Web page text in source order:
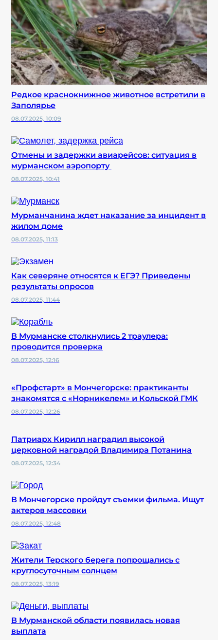
Редкое краснокнижное животное встретили в
Заполярье
08.07.2025, 10:09
Отмены и задержки авиарейсов: ситуация в
мурманском аэропорту
08.07.2025, 10:41
Мурманчанина ждет наказание за инцидент в
жилом доме
08.07.2025, 11:13
Как северяне относятся к ЕГЭ? Приведены
результаты опросов
08.07.2025, 11:44
В Мурманске столкнулись 2 траулера:
проводится проверка
08.07.2025, 12:16
«Профстарт» в Мончегорске: практиканты
знакомятся с «Норникелем» и Кольской ГМК
08.07.2025, 12:26
Патриарх Кирилл наградил высокой
церковной наградой Владимира Потанина
08.07.2025, 12:34
В Мончегорске пройдут съемки фильма. Ищут
актеров массовки
08.07.2025, 12:48
Жители Терского берега попрощались с
круглосуточным солнцем
08.07.2025, 13:19
В Мурманской области появилась новая
выплата